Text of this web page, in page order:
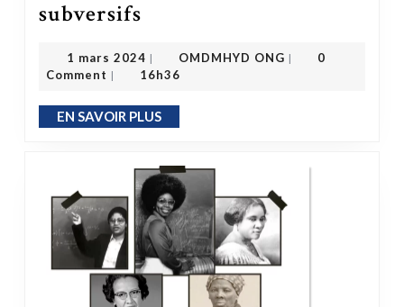
subversifs
1 mars 2024 | OMDMHYD ONG |
0
Comment | 16h36
EN SAVOIR PLUSEN SAVOIR PLUS